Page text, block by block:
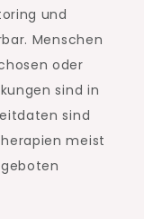
und
Menschen
oder
sind in
sind
meist